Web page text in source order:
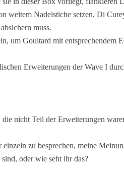
weitem Nadelstiche setzen, Di
muss.
um Goultard mit entsprechendem
Erweiterungen der Wave I
nicht Teil der Erweiterungen
zu besprechen, meine
oder wie seht ihr das?